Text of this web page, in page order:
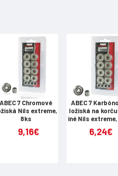
ABEC 7 Chromové
Nils extreme,
8ks
9,16€
ABEC 7
ložiská na
iné Nils
6,24€